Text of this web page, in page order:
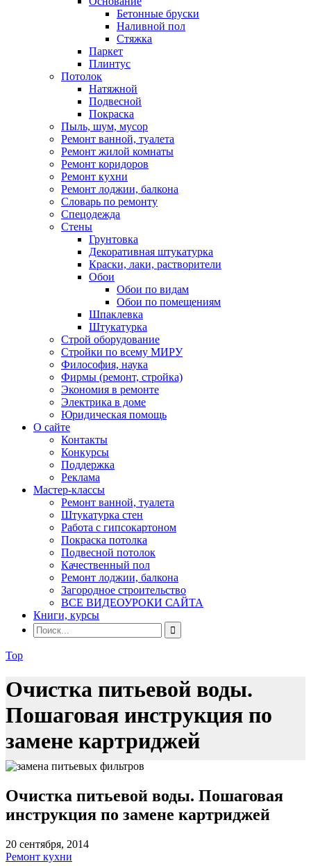
Бетонные бруски
Наливной пол
Стяжка
Паркет
Плинтус
Потолок
Натяжной
Подвесной
Покраска
Пыль, шум, мусор
Ремонт ванной, туалета
Ремонт жилой комнаты
Ремонт коридоров
Ремонт кухни
Ремонт лоджии, балкона
Словарь по ремонту
Спецодежда
Стены
Грунтовка
Декоративная штукатурка
Краски, лаки, растворители
Обои
Обои по видам
Обои по помещениям
Шпаклевка
Штукатурка
Строй оборудование
Стройки по всему МИРУ
Философия, наука
Фирмы (ремонт, стройка)
Экономия в ремонте
Электрика в доме
Юридическая помощь
О сайте
Контакты
Конкурсы
Поддержка
Реклама
Мастер-классы
Ремонт ванной, туалета
Штукатурка стен
Работа с гипсокартоном
Покраска потолка
Подвесной потолок
Качественный пол
Ремонт лоджии, балкона
Загородное строительство
ВСЕ ВИДЕОУРОКИ САЙТА
Книги, курсы
Top
Очистка питьевой воды.
Пошаговая инструкция по
замене картриджей
Очистка питьевой воды. Пошаговая
инструкция по замене картриджей
20 сентября, 2014
Ремонт кухни